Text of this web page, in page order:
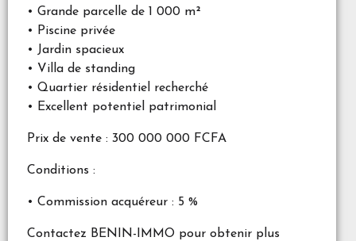
• Grande parcelle de 1 000 m²
• Piscine privée
• Jardin spacieux
• Villa de standing
• Quartier résidentiel recherché
• Excellent potentiel patrimonial
Prix de vente : 300 000 000 FCFA
Conditions :
• Commission acquéreur : 5 %
Contactez BENIN-IMMO pour obtenir plus